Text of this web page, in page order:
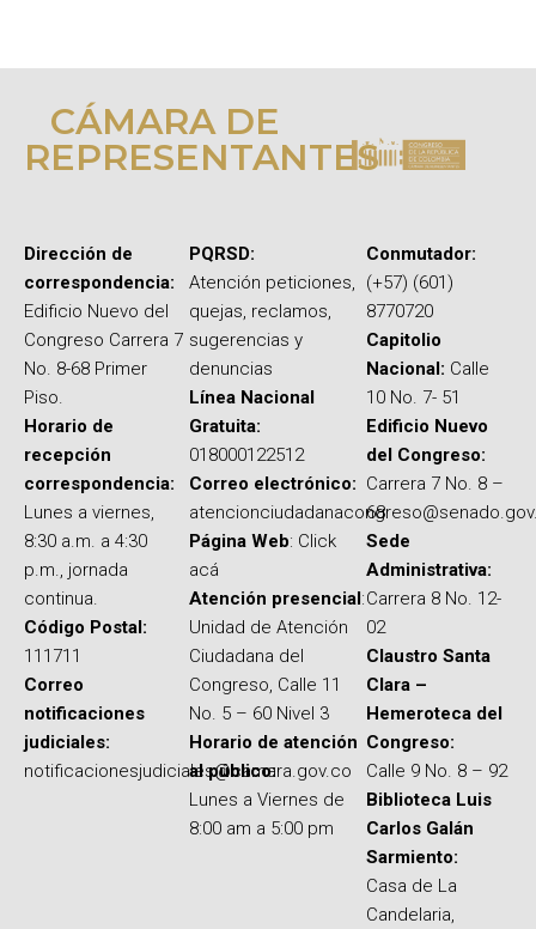
CÁMARA DE
REPRESENTANTES
Dirección de
correspondencia:
Edificio Nuevo del
Congreso Carrera 7
No. 8-68 Primer
Piso.
Horario de
recepción
correspondencia:
Lunes a viernes,
8:30 a.m. a 4:30
p.m., jornada
continua.
Código Postal:
111711
Correo
notificaciones
judiciales:
notificacionesjudiciales@camara.gov.co
PQRSD:
Atención peticiones,
quejas, reclamos,
sugerencias y
denuncias
Línea Nacional
Gratuita:
018000122512
Correo electrónico:
Página Web: Click
acá
Atención presencial:
Unidad de Atención
Ciudadana del
Congreso, Calle 11
No. 5 – 60 Nivel 3
Horario de atención
al público:
Lunes a Viernes de
8:00 am a 5:00 pm
Conmutador:
(+57) (601)
8770720
Capitolio
Nacional: Calle
10 No. 7- 51
Edificio Nuevo
del Congreso:
Carrera 7 No. 8 –
68
Sede
Administrativa:
Carrera 8 No. 12-
02
Claustro Santa
Clara –
Hemeroteca del
Congreso:
Calle 9 No. 8 – 92
Biblioteca Luis
Carlos Galán
Sarmiento:
Casa de La
Candelaria,